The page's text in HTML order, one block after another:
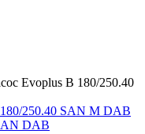
Evoplus B 180/250.40